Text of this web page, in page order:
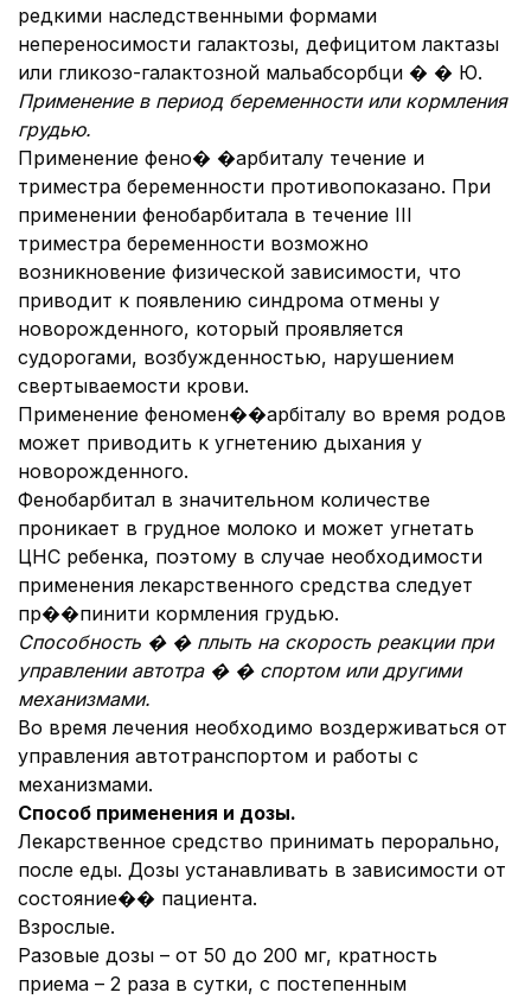
редкими наследственными формами
непереносимости галактозы, дефицитом лактазы
или гликозо-галактозной мальабсорбци � � Ю.
Применение в период беременности или кормления
грудью.
Применение фено� �арбиталу течение и
триместра беременности противопоказано. При
применении фенобарбитала в течение III
триместра беременности возможно
возникновение физической зависимости, что
приводит к появлению синдрома отмены у
новорожденного, который проявляется
судорогами, возбужденностью, нарушением
свертываемости крови.
Применение феномен��арбіталу во время родов
может приводить к угнетению дыхания у
новорожденного.
Фенобарбитал в значительном количестве
проникает в грудное молоко и может угнетать
ЦНС ребенка, поэтому в случае необходимости
применения лекарственного средства следует
пр��пинити кормления грудью.
Способность � � плыть на скорость реакции при
управлении автотра � � спортом или другими
механизмами.
Во время лечения необходимо воздерживаться от
управления автотранспортом и работы с
механизмами.
Способ применения и дозы.
Лекарственное средство принимать перорально,
после еды. Дозы устанавливать в зависимости от
состояние�� пациента.
Взрослые.
Разовые дозы – от 50 до 200 мг, кратность
приема – 2 раза в сутки, с постепенным